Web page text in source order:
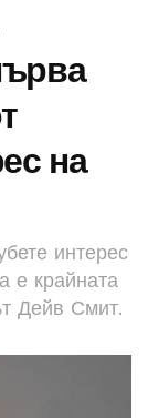
на
интерес
е крайната
Дейв Смит.